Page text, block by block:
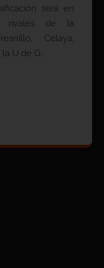
será en
rivales de la
Celaya,
U de G.